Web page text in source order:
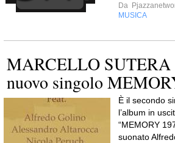
Da
MUSICA
MARCELLO SUTERA
nuovo singolo
È il secondo
l’album in
“MEMORY
suonato